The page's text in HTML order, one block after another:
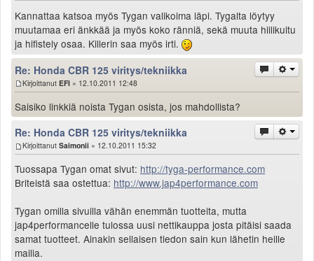
Kannattaa katsoa myös Tygan valikoima läpi. Tygalta löytyy
muutamaa eri änkkää ja myös koko ränniä, sekä muuta hiilikuitu
ja hifistely osaa. Killerin saa myös irti.
Re: Honda CBR 125 viritys/tekniikka
Kirjoittanut EFI » 12.10.2011 12:48
Saisiko linkkiä noista Tygan osista, jos mahdollista?
Re: Honda CBR 125 viritys/tekniikka
Kirjoittanut Saimonii » 12.10.2011 15:32
Tuossapa Tygan omat sivut: http://tyga-performance.com
Briteistä saa ostettua: http://www.jap4performance.com
Tygan omilla sivuilla vähän enemmän tuotteita, mutta
jap4performancelle tulossa uusi nettikauppa josta pitäisi saada
samat tuotteet. Ainakin sellaisen tiedon sain kun lähetin heille
mailia.